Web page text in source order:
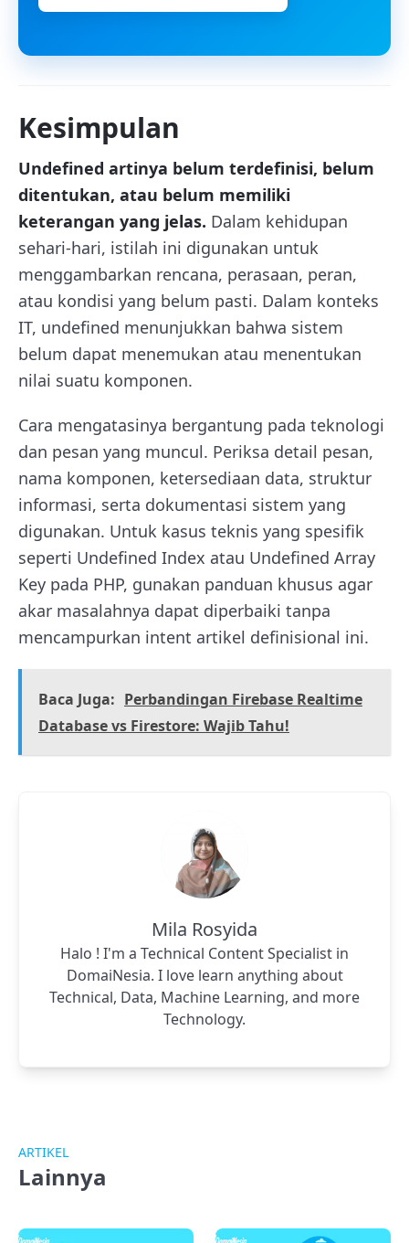
Kesimpulan
Undefined artinya belum terdefinisi, belum
ditentukan, atau belum memiliki
keterangan yang jelas. Dalam kehidupan
sehari-hari, istilah ini digunakan untuk
menggambarkan rencana, perasaan, peran,
atau kondisi yang belum pasti. Dalam konteks
IT, undefined menunjukkan bahwa sistem
belum dapat menemukan atau menentukan
nilai suatu komponen.
Cara mengatasinya bergantung pada teknologi
dan pesan yang muncul. Periksa detail pesan,
nama komponen, ketersediaan data, struktur
informasi, serta dokumentasi sistem yang
digunakan. Untuk kasus teknis yang spesifik
seperti Undefined Index atau Undefined Array
Key pada PHP, gunakan panduan khusus agar
akar masalahnya dapat diperbaiki tanpa
mencampurkan intent artikel definisional ini.
Baca Juga: Perbandingan Firebase Realtime
Database vs Firestore: Wajib Tahu!
Mila Rosyida
Halo ! I'm a Technical Content Specialist in
DomaiNesia. I love learn anything about
Technical, Data, Machine Learning, and more
Technology.
ARTIKEL
Lainnya